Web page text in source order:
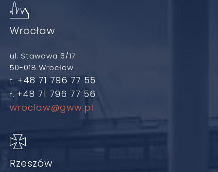
Wrocław
ul. Stawowa 6/17
50-018 Wrocław
t. +48 71 796 77 55
f. +48 71 796 77 56
wroclaw@gww.pl
Rzeszów